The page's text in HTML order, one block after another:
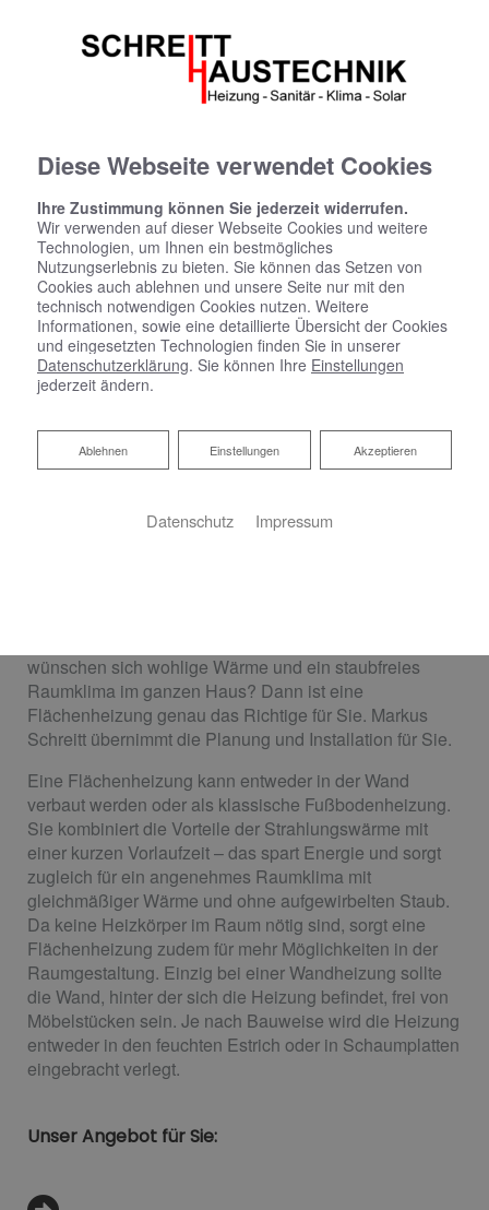
Wand- und Fußbodenheizung
wünschen sich wohlige Wärme und ein staubfreies
Raumklima im ganzen Haus? Dann ist eine
Flächenheizung genau das Richtige für Sie. Markus
Schreitt übernimmt die Planung und Installation für Sie.
Eine Flächenheizung kann entweder in der Wand
verbaut werden oder als klassische Fußbodenheizung.
Sie kombiniert die Vorteile der Strahlungswärme mit
einer kurzen Vorlaufzeit – das spart Energie und sorgt
zugleich für ein angenehmes Raumklima mit
gleichmäßiger Wärme und ohne aufgewirbelten Staub.
Da keine Heizkörper im Raum nötig sind, sorgt eine
Flächenheizung zudem für mehr Möglichkeiten in der
Raumgestaltung. Einzig bei einer Wandheizung sollte
die Wand, hinter der sich die Heizung befindet, frei von
Möbelstücken sein. Je nach Bauweise wird die Heizung
entweder in den feuchten Estrich oder in Schaumplatten
eingebracht verlegt.
Unser Angebot für Sie:
Diese Webseite verwendet Cookies
Ihre Zustimmung können Sie jederzeit widerrufen.
Wir verwenden auf dieser Webseite Cookies und weitere
Technologien, um Ihnen ein bestmögliches
Nutzungserlebnis zu bieten. Sie können das Setzen von
Cookies auch ablehnen und unsere Seite nur mit den
technisch notwendigen Cookies nutzen. Weitere
Informationen, sowie eine detaillierte Übersicht der Cookies
und eingesetzten Technologien finden Sie in unserer
Datenschutzerklärung. Sie können Ihre Einstellungen
jederzeit ändern.
Akzeptieren
Einstellungen
Ablehnen
Ablehnen
Datenschutz Impressum